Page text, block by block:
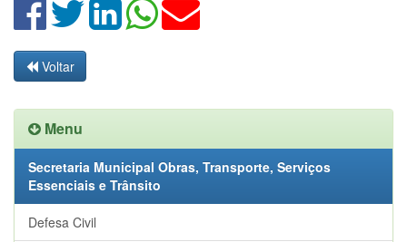
Voltar
Menu
Secretaria Municipal Obras, Transporte, Serviços
Essenciais e Trânsito
Defesa Civil